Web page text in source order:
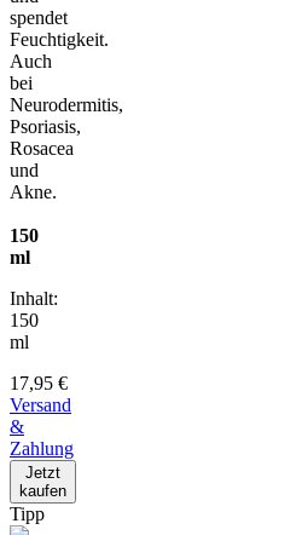
spendet
Feuchtigkeit.
Auch
bei
Neurodermitis,
Psoriasis,
Rosacea
und
Akne.
150
ml
Inhalt:
150
ml
17,95 €
Versand
&
Zahlung
Jetzt
kaufen
Tipp